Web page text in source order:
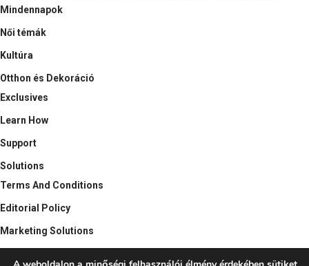
Mindennapok
Női témák
Kultúra
Otthon és Dekoráció
Exclusives
Learn How
Support
Solutions
Terms And Conditions
Editorial Policy
Marketing Solutions